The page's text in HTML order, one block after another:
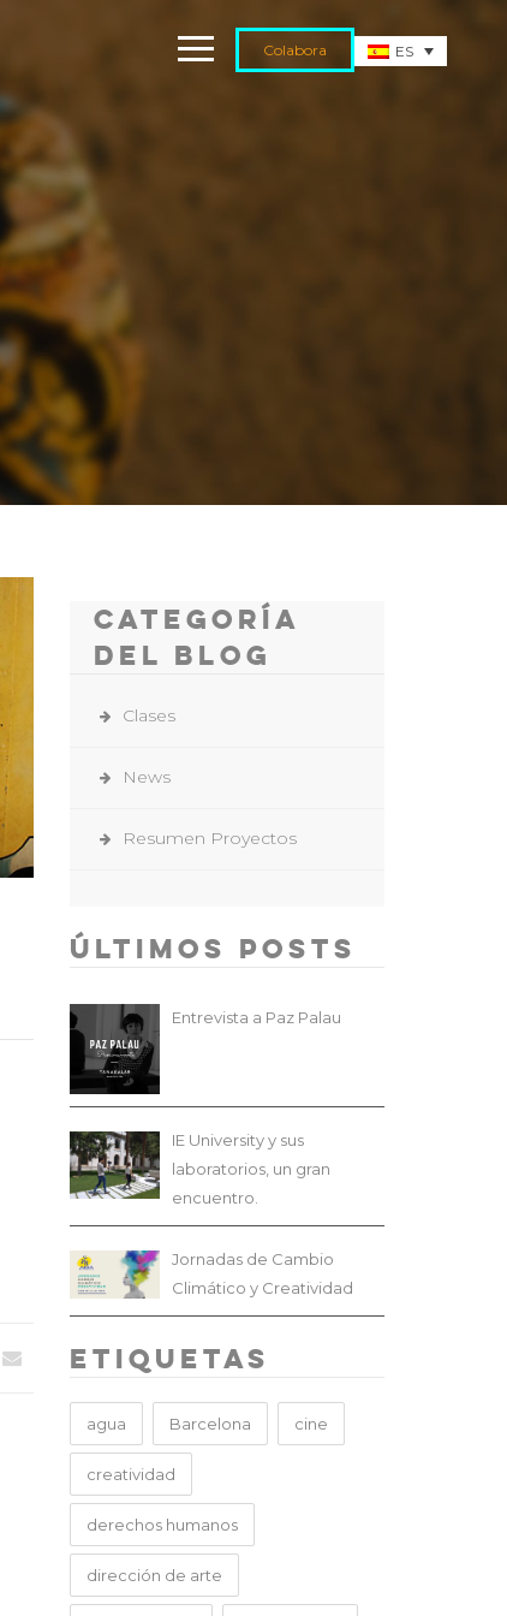
Colabora ES
Categoría
del Blog
Clases
News
Resumen Proyectos
Últimos Posts
Entrevista a Paz Palau
IE University y sus
laboratorios, un gran
encuentro.
Jornadas de Cambio
Climático y Creatividad
Etiquetas
agua Barcelona cine
creatividad
derechos humanos
dirección de arte